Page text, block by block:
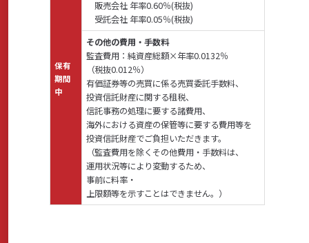
保有
期間
中
販売会社 年率0.60％(税抜)
受託会社 年率0.05％(税抜)
その他の費用・手数料
監査費用：純資産総額×年率0.0132％
（税抜0.012％）
有価証券等の売買に係る売買委託手数料、
投資信託財産に関する租税、
信託事務の処理に要する諸費用、
海外における資産の保管等に要する費用等を
投資信託財産でご負担いただきます。
（監査費用を除くその他費用・手数料は、
運用状況等により変動するため、
事前に料率・
上限額等を示すことはできません。）